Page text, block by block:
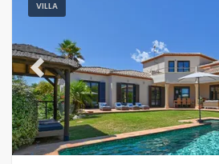
VILLA
Previous